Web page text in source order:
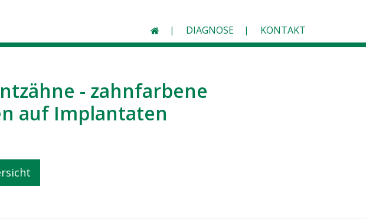
DIAGNOSE KONTAKT
- zahnfarbene
auf Implantaten